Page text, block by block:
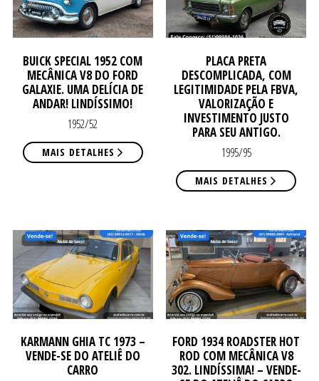
BUICK SPECIAL 1952 COM
MECÂNICA V8 DO FORD
GALAXIE. UMA DELÍCIA DE
ANDAR! LINDÍSSIMO!
1952/52
MAIS DETALHES
PLACA PRETA
DESCOMPLICADA, COM
LEGITIMIDADE PELA FBVA,
VALORIZAÇÃO E
INVESTIMENTO JUSTO
PARA SEU ANTIGO.
1995/95
MAIS DETALHES
KARMANN GHIA TC 1973 –
VENDE-SE DO ATELIÊ DO
CARRO
FORD 1934 ROADSTER HOT
ROD COM MECÂNICA V8
302. LINDÍSSIMA! – VENDE-